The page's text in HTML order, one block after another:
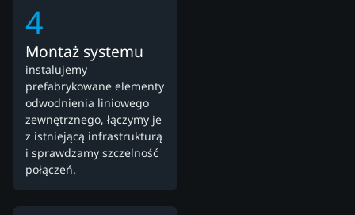
4
Montaż systemu
instalujemy
prefabrykowane elementy
odwodnienia liniowego
zewnętrznego, łączymy je
z istniejącą infrastrukturą
i sprawdzamy szczelność
połączeń.